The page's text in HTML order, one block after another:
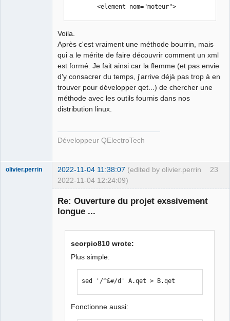
        <element nom="moteur">
Voila.
Après c'est vraiment une méthode bourrin, mais
qui a le mérite de faire découvrir comment un xml
est formé. Je fait ainsi car la flemme (et pas envie
d'y consacrer du temps, j'arrive déjà pas trop à en
trouver pour développer qet...) de chercher une
méthode avec les outils fournis dans nos
distribution linux.
Développeur QElectroTech
23
olivier.perrin 2022-11-04 11:38:07 (edited by olivier.perrin
2022-11-04 12:24:09)
Re: Ouverture du projet exssivement
longue ...
scorpio810 wrote:
Plus simple:
sed '/^&#/d' A.qet > B.qet
Fonctionne aussi: